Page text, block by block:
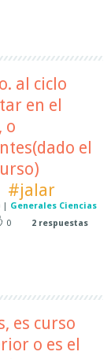
al ciclo
en el
o
el
#jalar
| Generales Ciencias
0
2 respuestas
es curso
o es el